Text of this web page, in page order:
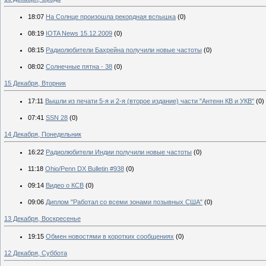
18:07 На Солнце произошла рекордная вспышка (0)
08:19 IOTA News 15.12.2009 (0)
08:15 Радиолюбители Бахрейна получили новые частоты (0)
08:02 Солнечные пятна - 38 (0)
15 Декабря, Вторник
17:11 Вышли из печати 5-я и 2-я (второе издание) части "Антенн КВ и УКВ" (0)
07:41 SSN 28 (0)
14 Декабря, Понедельник
16:22 Радиолюбители Индии получили новые частоты (0)
11:18 Ohio/Penn DX Bulletin #938 (0)
09:14 Видео о КСВ (0)
09:06 Диплом "Работал со всеми зонами позывных США" (0)
13 Декабря, Воскресенье
19:15 Обмен новостями в коротких сообщениях (0)
12 Декабря, Суббота